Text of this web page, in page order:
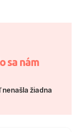
typ oddychu,
overených
rozpočtu, dĺžky
na
pomôžeme vám
– denne 8:00–
sa nám
nenašla žiadna